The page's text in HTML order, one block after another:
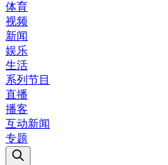
体育
视频
新闻
娱乐
生活
系列节目
直播
播客
互动新闻
专题